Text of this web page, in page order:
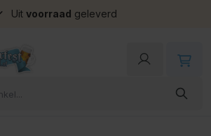
Uit voorraad geleverd